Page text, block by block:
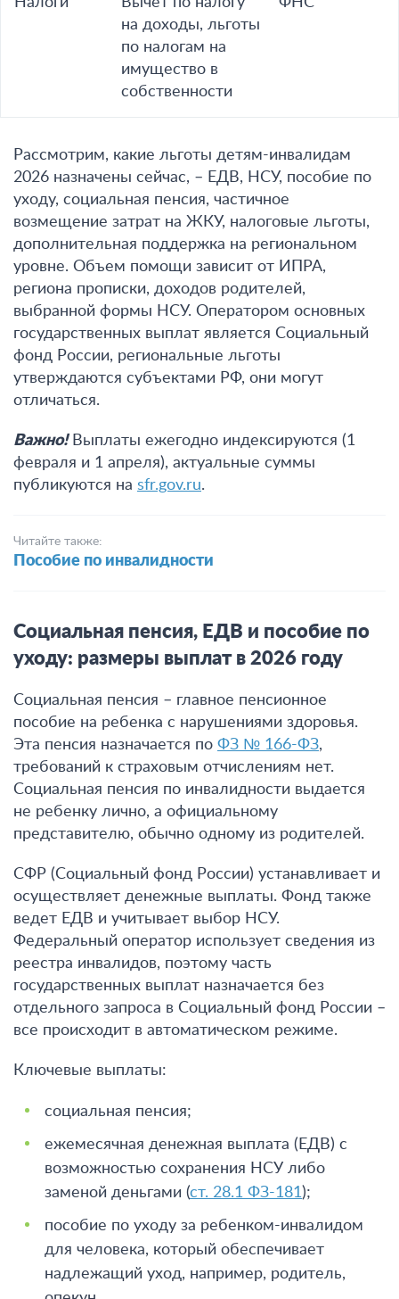
на доходы, льготы
по налогам на
имущество в
собственности
Рассмотрим, какие льготы детям-инвалидам
2026 назначены сейчас, – ЕДВ, НСУ, пособие по
уходу, социальная пенсия, частичное
возмещение затрат на ЖКУ, налоговые льготы,
дополнительная поддержка на региональном
уровне. Объем помощи зависит от ИПРА,
региона прописки, доходов родителей,
выбранной формы НСУ. Оператором основных
государственных выплат является Социальный
фонд России, региональные льготы
утверждаются субъектами РФ, они могут
отличаться.
Важно!Выплаты ежегодно индексируются (1
февраля и 1 апреля), актуальные суммы
публикуются на sfr.gov.ru.
Читайте также:
Пособие по инвалидности
Социальная пенсия, ЕДВ и пособие по
уходу: размеры выплат в 2026 году
Социальная пенсия – главное пенсионное
пособие на ребенка с нарушениями здоровья.
Эта пенсия назначается по ФЗ № 166-ФЗ,
требований к страховым отчислениям нет.
Социальная пенсия по инвалидности выдается
не ребенку лично, а официальному
представителю, обычно одному из родителей.
СФР (Социальный фонд России) устанавливает и
осуществляет денежные выплаты. Фонд также
ведет ЕДВ и учитывает выбор НСУ.
Федеральный оператор использует сведения из
реестра инвалидов, поэтому часть
государственных выплат назначается без
отдельного запроса в Социальный фонд России –
все происходит в автоматическом режиме.
Ключевые выплаты:
социальная пенсия;
ежемесячная денежная выплата (ЕДВ) с
возможностью сохранения НСУ либо
заменой деньгами (ст. 28.1 ФЗ-181);
пособие по уходу за ребенком-инвалидом
для человека, который обеспечивает
надлежащий уход, например, родитель,